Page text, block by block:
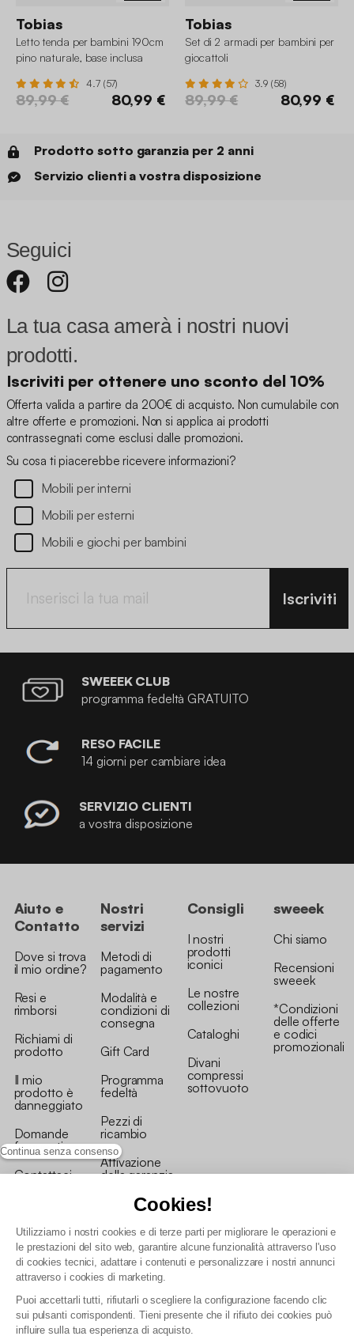
Continua senza consenso
Cookies!
Utilizziamo i nostri cookies e di terze parti per migliorare le operazioni e
le prestazioni del sito web, garantire alcune funzionalità attraverso l'uso
di cookies tecnici, adattare i contenuti e personalizzare i nostri annunci
attraverso i cookies di marketing.
Puoi accettarli tutti, rifiutarli o scegliere la configurazione facendo clic
sui pulsanti corrispondenti. Tieni presente che il rifiuto dei cookies può
influire sulla tua esperienza di acquisto.
Tobias
Letto tenda per bambini 190cm
pino naturale, base inclusa
4.7 (57)
89,99 € 80,99 €
Tobias
Set di 2 armadi per bambini per
giocattoli
3.9 (58)
89,99 € 80,99 €
Prodotto sotto garanzia per 2 anni
Servizio clienti a vostra disposizione
Seguici
La tua casa amerà i nostri nuovi
prodotti.
Iscriviti per ottenere uno sconto del 10%
Offerta valida a partire da 200€ di acquisto. Non cumulabile con
altre offerte e promozioni. Non si applica ai prodotti
contrassegnati come esclusi dalle promozioni.
Su cosa ti piacerebbe ricevere informazioni?
Mobili per interni
Mobili per esterni
Mobili e giochi per bambini
Iscriviti
SWEEEK CLUB
programma fedeltà GRATUITO
RESO FACILE
14 giorni per cambiare idea
SERVIZIO CLIENTI
a vostra disposizione
Aiuto e
Contatto
Dove si trova
il mio ordine?
Resi e
rimborsi
Richiami di
prodotto
Il mio
prodotto è
danneggiato
Domande
frequenti
Contattaci
Nostri
servizi
Metodi di
pagamento
Modalità e
condizioni di
consegna
Gift Card
Programma
fedeltà
Pezzi di
ricambio
Attivazione
della garanzia
Consigli
I nostri
prodotti
iconici
Le nostre
collezioni
Cataloghi
Divani
compressi
sottovuoto
sweeek
Chi siamo
Recensioni
sweeek
*Condizioni
delle offerte
e codici
promozionali
Condizioni generali vendita
Politica di gestione dei dati personali e dei cookie
Condizioni generali di vendita per clienti professionali